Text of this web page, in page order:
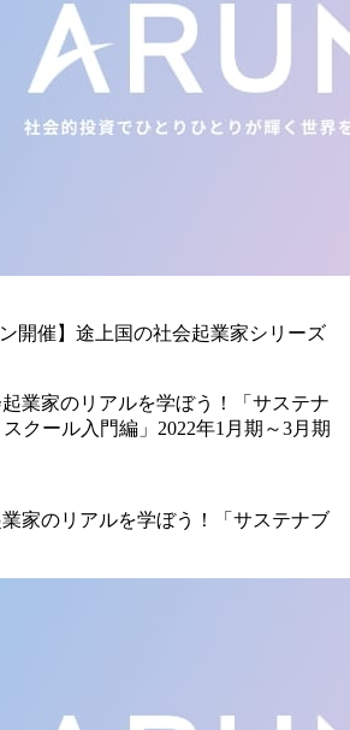
ン開催】途上国の社会起業家シリーズ
家のリアルを学ぼう！「サステナブ